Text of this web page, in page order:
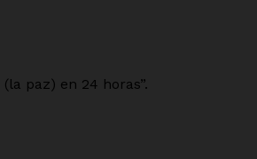
paz) en 24 horas”.